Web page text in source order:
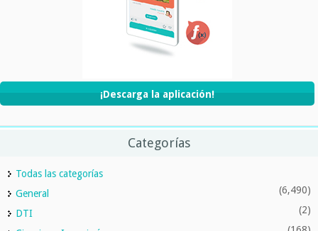
¡Descarga la aplicación!
Categorías
Todas las categorías
General
(6,490)
DTI (2)